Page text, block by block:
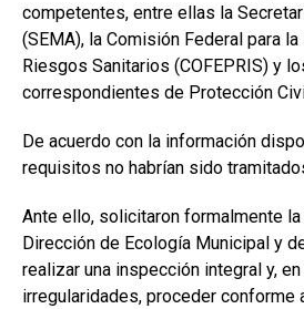
competentes, entre ellas la
(SEMA), la Comisión Federal para
Riesgos Sanitarios (COFEPRIS) y
correspondientes de Protección
De acuerdo con la información
requisitos no habrían sido
Ante ello, solicitaron formalmente
Dirección de Ecología Municipal y
realizar una inspección integral y,
irregularidades, proceder conforme